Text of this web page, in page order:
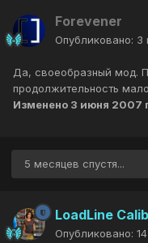
Forevener
Опубликовано: 3
Да, своеобразный мод.
продолжительность
Изменено 3 июня 2007
5 месяцев спустя...
LoadLine
Опубликовано: